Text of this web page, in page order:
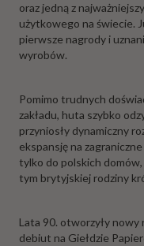
oraz jedną z
użytkowego na świecie.
pierwsze nagrody i
wyrobów.
Pomimo trudnych
zakładu, huta szybko
przyniosły dynamiczny
ekspansję na
tylko do polskich
tym brytyjskiej rodziny
Lata 90. otworzyły nowy
debiut na Giełdzie